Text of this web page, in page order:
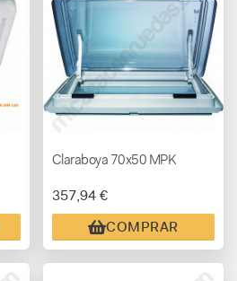
Claraboya 70x50 MPK
357,94 €
COMPRAR